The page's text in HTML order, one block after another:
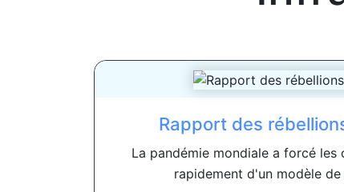
Rapport des
La pandémie mondiale a forcé
rapidement d'un modèle